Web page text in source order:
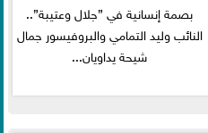
بصمة إنسانية في ”جلال وعتيبة”..
النائب وليد التمامي والبروفيسور جمال
شيحة يداويان...